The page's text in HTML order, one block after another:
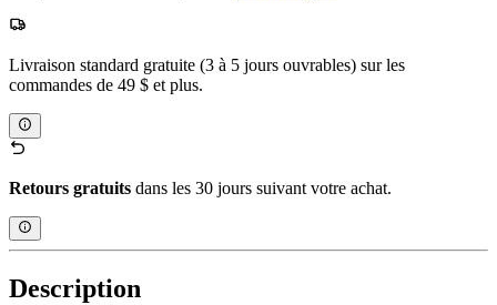
Livraison standard gratuite (3 à 5 jours ouvrables) sur les
commandes de 49 $ et plus.
Retours gratuits dans les 30 jours suivant votre achat.
Description